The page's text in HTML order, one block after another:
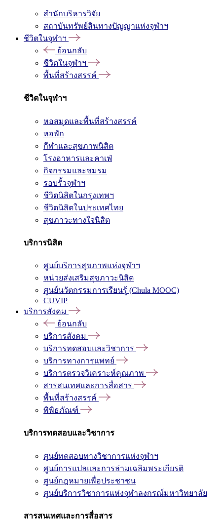
สำนักบริหารวิจัย
สถาบันทรัพย์สินทางปัญญาแห่งจุฬาฯ
ชีวิตในจุฬาฯ
ย้อนกลับ
ชีวิตในจุฬาฯ
พื้นที่สร้างสรรค์
ชีวิตในจุฬาฯ
หอสมุดและพื้นที่สร้างสรรค์
หอพัก
กีฬาและสุขภาพนิสิต
โรงอาหารและคาเฟ่
กิจกรรมและชมรม
รอบรั้วจุฬาฯ
ชีวิตนิสิตในกรุงเทพฯ
ชีวิตนิสิตในประเทศไทย
สุขภาวะทางใจนิสิต
บริการนิสิต
ศูนย์บริการสุขภาพแห่งจุฬาฯ
หน่วยส่งเสริมสุขภาวะนิสิต
ศูนย์นวัตกรรมการเรียนรู้ (Chula MOOC)
CUVIP
บริการสังคม
ย้อนกลับ
บริการสังคม
บริการทดสอบและวิชาการ
บริการทางการแพทย์
บริการตรวจวิเคราะห์คุณภาพ
สารสนเทศและการสื่อสาร
พื้นที่สร้างสรรค์
พิพิธภัณฑ์
บริการทดสอบและวิชาการ
ศูนย์ทดสอบทางวิชาการแห่งจุฬาฯ
ศูนย์การแปลและการล่ามเฉลิมพระเกียรติ
ศูนย์กฎหมายเพื่อประชาชน
ศูนย์บริการวิชาการแห่งจุฬาลงกรณ์มหาวิทยาลัย
สารสนเทศและการสื่อสาร